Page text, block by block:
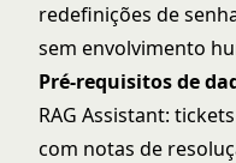
redefinições de
sem envolvimento
Pré-requisitos de
RAG Assistant:
com notas de